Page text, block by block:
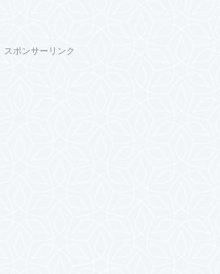
スポンサーリンク